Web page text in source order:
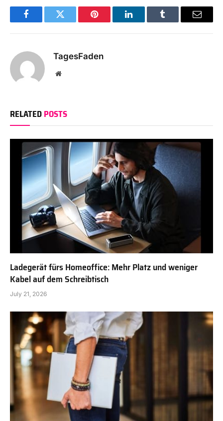
FacebookTwitter Pinterest LinkedInTumblr Email
TagesFaden
Website
RELATEDPOSTS
Ladegerät fürs Homeoffice: Mehr Platz und weniger
Kabel auf dem Schreibtisch
July 21, 2026